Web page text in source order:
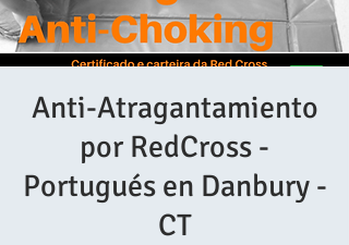
Anti-Atragantamiento
por RedCross -
Portugués en Danbury -
CT